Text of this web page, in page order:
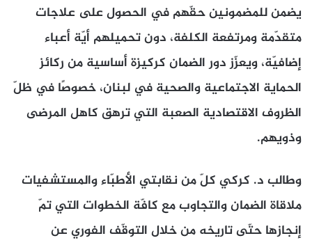
يضمن للمضمونين حقّهم في الحصول على علاجات
متقدّمة ومرتفعة الكلفة، دون تحميلهم أيّة أعباء
إضافيّة، ويعزّز دور الضمان كركيزة أساسية من ركائز
الحماية الاجتماعية والصحية في لبنان، خصوصًا في ظلّ
الظروف الاقتصادية الصعبة التي ترهق كاهل المرضى
وذويهم.
وطالب د. كركي كلّ من نقابتي الأطبّاء والمستشفيات
ملاقاة الضمان والتجاوب مع كافّة الخطوات التي تمّ
إنجازها حتّى تاريخه من خلال التوقّف الفوري عن